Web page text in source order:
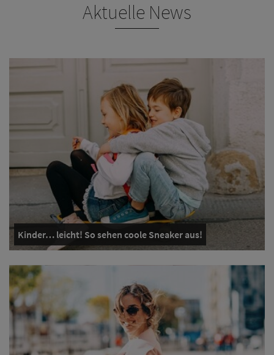
Aktuelle News
Kinder… leicht! So sehen coole Sneaker aus!